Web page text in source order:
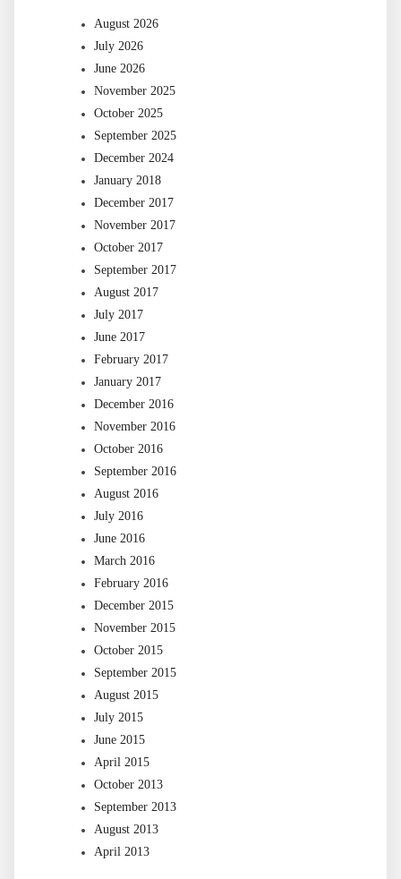
August 2026
July 2026
June 2026
November 2025
October 2025
September 2025
December 2024
January 2018
December 2017
November 2017
October 2017
September 2017
August 2017
July 2017
June 2017
February 2017
January 2017
December 2016
November 2016
October 2016
September 2016
August 2016
July 2016
June 2016
March 2016
February 2016
December 2015
November 2015
October 2015
September 2015
August 2015
July 2015
June 2015
April 2015
October 2013
September 2013
August 2013
April 2013